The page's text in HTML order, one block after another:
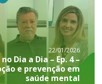
22/01/2026
Dia a Dia – Ep. 4 –
e prevenção em
saúde mental